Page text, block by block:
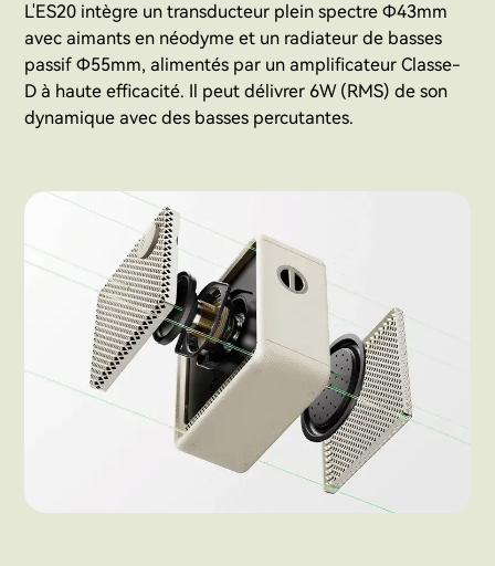
L'ES20 intègre un transducteur plein spectre Φ43mm
avec aimants en néodyme et un radiateur de basses
passif Φ55mm, alimentés par un amplificateur Classe-
D à haute efficacité. Il peut délivrer 6W (RMS) de son
dynamique avec des basses percutantes.